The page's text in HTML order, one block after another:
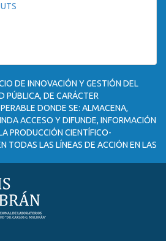
DE INNOVACIÓN Y GESTIÓN DEL
PÚBLICA, DE CARÁCTER
DONDE SE: ALMACENA,
ACCESO Y DIFUNDE, INFORMACIÓN
PRODUCCIÓN CIENTÍFICO-
TODAS LAS LÍNEAS DE ACCIÓN EN LAS